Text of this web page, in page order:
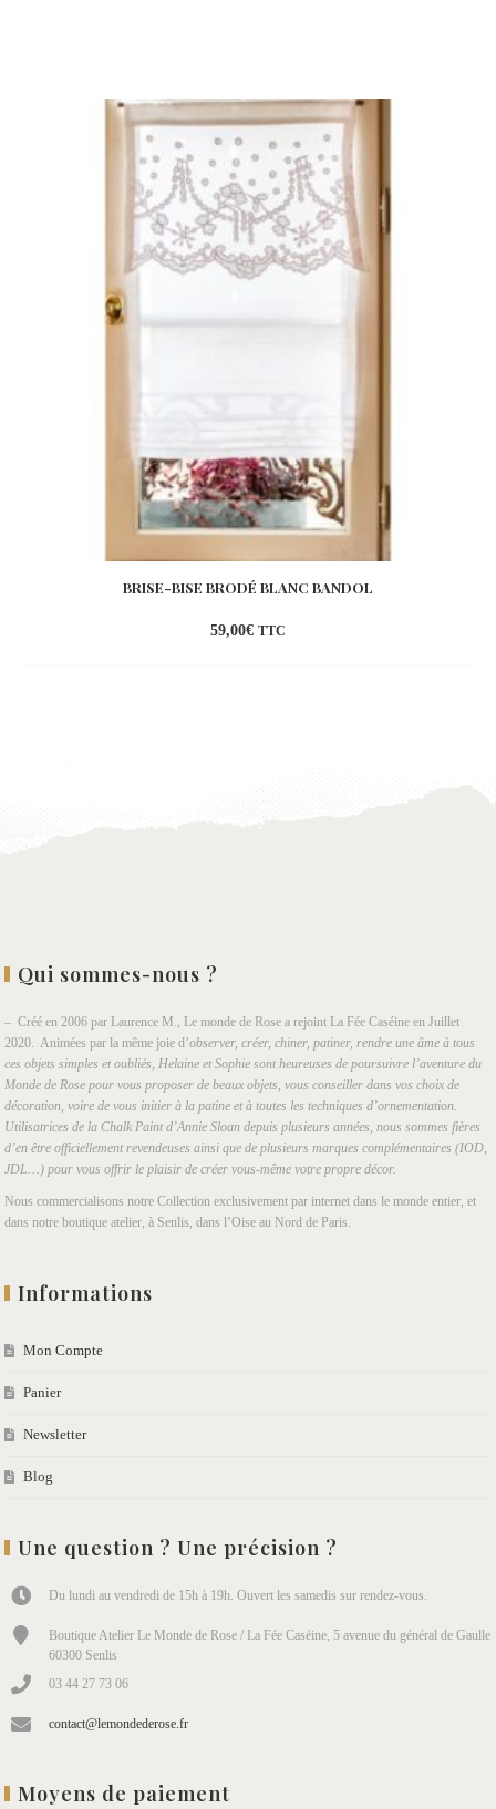
BRISE-BISE BRODÉ BLANC BANDOL
59,00€ TTC
Qui sommes-nous ?
– Créé en 2006 par Laurence M., Le monde de Rose a rejoint La Fée Caséine en Juillet
2020. Animées par la même joie d’observer, créer, chiner, patiner, rendre une âme à tous
ces objets simples et oubliés, Helaine et Sophie sont heureuses de poursuivre l’aventure du
Monde de Rose pour vous proposer de beaux objets, vous conseiller dans vos choix de
décoration, voire de vous initier à la patine et à toutes les techniques d’ornementation.
Utilisatrices de la Chalk Paint d’Annie Sloan depuis plusieurs années, nous sommes fières
d’en être officiellement revendeuses ainsi que de plusieurs marques complémentaires (IOD,
JDL…) pour vous offrir le plaisir de créer vous-même votre propre décor.
Nous commercialisons notre Collection exclusivement par internet dans le monde entier, et
dans notre boutique atelier, à Senlis, dans l’Oise au Nord de Paris.
Informations
Mon Compte
Panier
Newsletter
Blog
Une question ? Une précision ?
Du lundi au vendredi de 15h à 19h. Ouvert les samedis sur rendez-vous.
Boutique Atelier Le Monde de Rose / La Fée Caséine, 5 avenue du général de Gaulle
60300 Senlis
03 44 27 73 06
contact@lemondederose.fr
Moyens de paiement